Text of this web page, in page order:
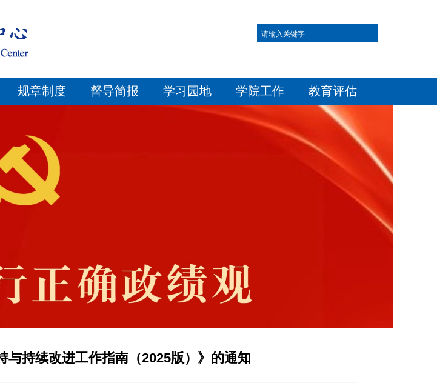
规章制度 督导简报 学习园地 学院工作 教育评估
与持续改进工作指南（2025版）》的通知